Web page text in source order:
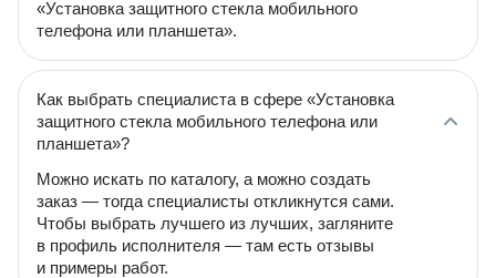
«Установка защитного стекла мобильного
телефона или планшета».
Как выбрать специалиста в сфере «Установка
защитного стекла мобильного телефона или
планшета»?
Можно искать по каталогу, а можно создать
заказ — тогда специалисты откликнутся сами.
Чтобы выбрать лучшего из лучших, загляните
в профиль исполнителя — там есть отзывы
и примеры работ.